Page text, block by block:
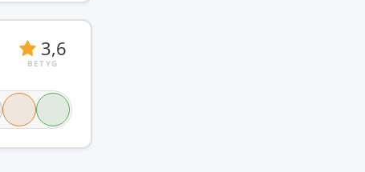
3,6
BETYG